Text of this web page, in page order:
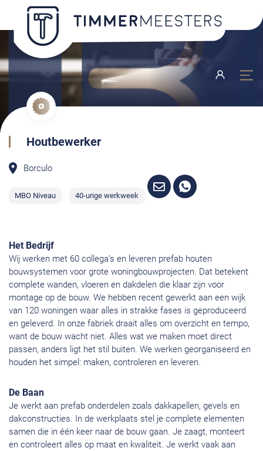
Houtbewerker
Borculo
MBO Niveau 40-urige werkweek
Het Bedrijf
Wij werken met 60 collega’s en leveren prefab houten
bouwsystemen voor grote woningbouwprojecten. Dat betekent
complete wanden, vloeren en dakdelen die klaar zijn voor
montage op de bouw. We hebben recent gewerkt aan een wijk
van 120 woningen waar alles in strakke fases is geproduceerd
en geleverd. In onze fabriek draait alles om overzicht en tempo,
want de bouw wacht niet. Alles wat we maken moet direct
passen, anders ligt het stil buiten. We werken georganiseerd en
houden het simpel: maken, controleren en leveren.
De Baan
Je werkt aan prefab onderdelen zoals dakkapellen, gevels en
dakconstructies. In de werkplaats stel je complete elementen
samen die in één keer naar de bouw gaan. Je zaagt, monteert
en controleert alles op maat en kwaliteit. Je werkt vaak aan